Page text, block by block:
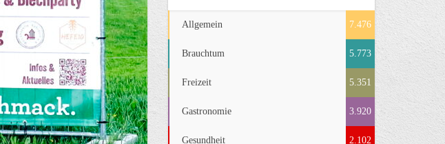
Allgemein 7.476
Brauchtum 5.773
Freizeit 5.351
Gastronomie 3.920
Gesundheit 2.102